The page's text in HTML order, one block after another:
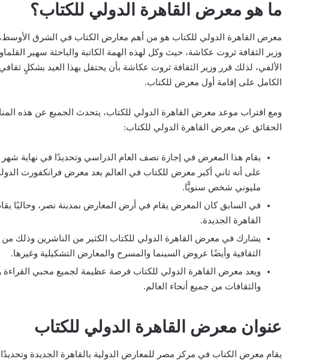
ما هو معرض القاهرة الدولي للكتاب؟
الألفي، لذلك قرر وزير الثقافة ثروت عكاشة بأن يحتفل بهذا العيد بشكلٍ
الكامل على إقامة أول معرض للكتاب.
ومع اقتراب موعد معرض القاهرة الدولي للكتاب، يتحدث الجميع عن هذه
الحقائق عن معرض القاهرة الدولي للكتاب:
على أنه ثاني أكبر معرض للكتاب في العالم بعد معرض فرانكفورت
مليوني شخص سنويًّا.
في السابق كان المعرض يقام في أرض المعارض بمدينة نصر، وحاليًا
القاهرة الجديدة.
يشارك في معرض القاهرة الدولي للكتاب الكثير من الناشرين وذلك من
الثقافية وأيضًا عروض السينما والمسرح والمعارض التشكيلية وغيرها.
ويعد معرض القاهرة الدولي للكتاب فرصة عظيمة لجميع محبي القراءة
والثقافات من جميع أنحاء العالم.
عنوان معرض القاهرة الدولي للكتاب
يقام معرض الكتاب في مركز مصر للمعارض الدولية بالقاهرة الجديدة